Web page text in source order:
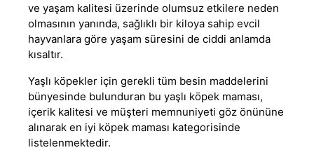
ve yaşam kalitesi üzerinde olumsuz etkilere neden
olmasının yanında, sağlıklı bir kiloya sahip evcil
hayvanlara göre yaşam süresini de ciddi anlamda
kısaltır.
Yaşlı köpekler için gerekli tüm besin maddelerini
bünyesinde bulunduran bu yaşlı köpek maması,
içerik kalitesi ve müşteri memnuniyeti göz önününe
alınarak en iyi köpek maması kategorisinde
listelenmektedir.